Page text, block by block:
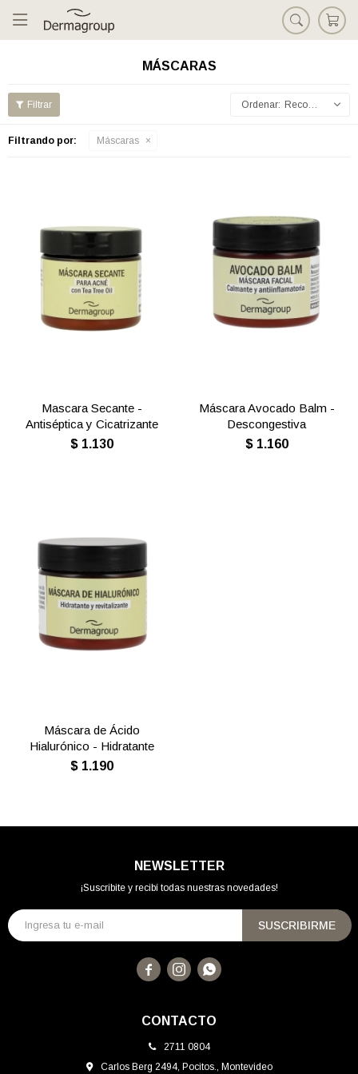

MÁSCARAS
Recomendados
Filtrando por: Máscaras
Mascara Secante -
Antiséptica y Cicatrizante
$ 1.130
Máscara Avocado Balm -
Descongestiva
$ 1.160
Máscara de Ácido
Hialurónico - Hidratante
$ 1.190
CONTACTO
2711 0804
Carlos Berg 2494, Pocitos., Montevideo
NEWSLETTER
¡Suscribite y recibí todas nuestras novedades!
SUSCRIBIRME
  